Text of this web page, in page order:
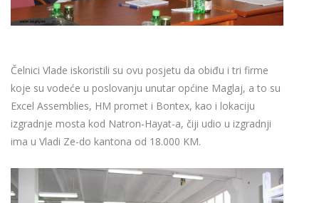
Čelnici Vlade iskoristili su ovu posjetu da obiđu i tri firme
koje su vodeće u poslovanju unutar općine Maglaj, a to su
Excel Assemblies, HM promet i Bontex, kao i lokaciju
izgradnje mosta kod Natron-Hayat-a, čiji udio u izgradnji
ima u Vladi Ze-do kantona od 18.000 KM.